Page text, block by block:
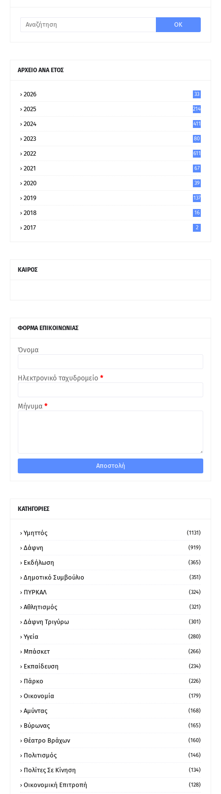
ΑΡΧΕΙΟ ΑΝΑ ΕΤΟΣ
2026 33
2025 214
2024 411
2023
80
2022 611
2021
67
2020
39
2019 137
2018 16
2017 2
ΚΑΙΡΟΣ
ΦΟΡΜΑ ΕΠΙΚΟΙΝΩΝΙΑΣ
Όνομα
Ηλεκτρονικό ταχυδρομείο *
Μήνυμα *
ΚΑΤΗΓΟΡΙΕΣ
Υμηττός (1131)
Δάφνη (919)
Εκδήλωση (365)
Δημοτικό Συμβούλιο (351)
ΠΥΡΚΑΛ (324)
Αθλητισμός (321)
Δάφνη Τριγύρω (301)
Υγεία (280)
Μπάσκετ (266)
Εκπαίδευση (234)
Πάρκο (226)
Οικονομία (179)
Αμύντας (168)
Βύρωνας (165)
Θέατρο Βράχων (160)
Πολιτισμός (146)
Πολίτες Σε Κίνηση (134)
Οικονομική Επιτροπή (128)